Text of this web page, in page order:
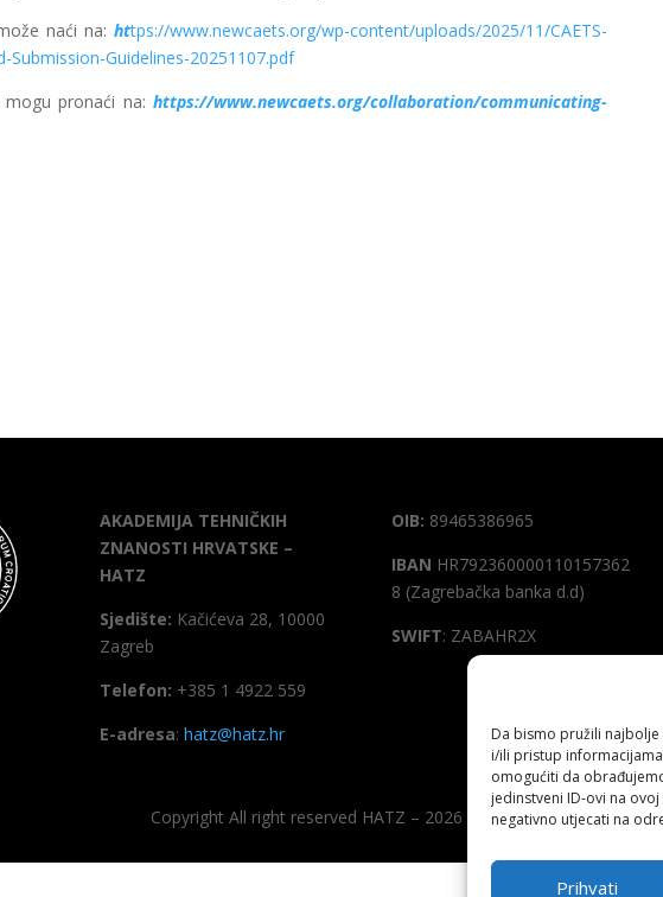
Da bismo pružili
i/ili pristup
omogućiti da
jedinstveni ID-ovi na
negativno utjecati na
Prihvati
naći na:https://www.newcaets.org/wp-content/uploads/2025/11/CAETS-
Guidelines-20251107.pdf
mogu pronaći na:https://www.newcaets.org/collaboration/communicating-
AKADEMIJA TEHNIČKIH
ZNANOSTI HRVATSKE –
HATZ
Sjedište: Kačićeva 28, 10000
Zagreb
Telefon: +385 1 4922 559
E-adresa: hatz@hatz.hr
OIB: 89465386965
IBAN HR792360000110157362
8 (Zagrebačka banka d.d)
SWIFT: ZABAHR2X
Copyright All right reserved HATZ – 2026